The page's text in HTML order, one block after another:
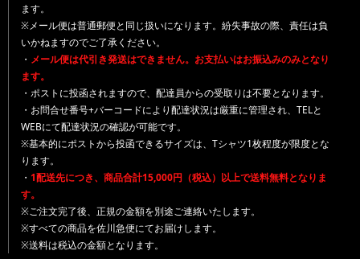
ます。
※メール便は普通郵便と同じ扱いになります。紛失事故の際、責任は負
いかねますのでご了承ください。
・ メール便は代引き発送はできません。お支払いはお振込みのみとなり
ます。
・ポストに投函されますので、配達員からの受取りは不要となります。
・お問合せ番号+バーコードにより配達状況は厳重に管理され、TELと
WEBにて配達状況の確認が可能です。
※基本的にポストから投函できるサイズは、Tシャツ1枚程度が限度とな
ります。
・ 1配送先につき、商品合計15,000円（税込）以上で送料無料となりま
す。
※ご注文完了後、正規の金額を別途ご連絡いたします。
※すべての商品を佐川急便にてお届けします。
※送料は税込の金額となります。